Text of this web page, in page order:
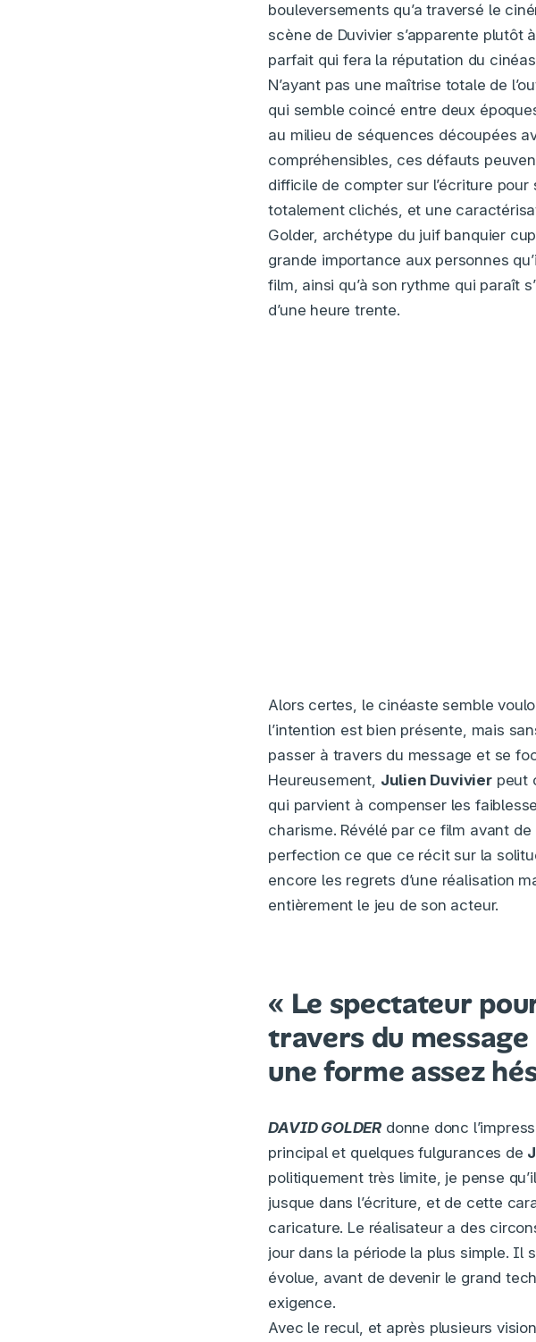
bouleversements qu’a traversé le
scène de Duvivier s’apparente plutôt
parfait qui fera la réputation du
N’ayant pas une maîtrise totale de
qui semble coincé entre deux
au milieu de séquences découpées
compréhensibles, ces défauts
difficile de compter sur l’écriture
totalement clichés, et une
Golder, archétype du juif banquier
grande importance aux personnes
film, ainsi qu’à son rythme qui paraît
d’une heure trente.
Alors certes, le cinéaste semble
l’intention est bien présente, mais
passer à travers du message et se
Heureusement, Julien Duvivierpeut
qui parvient à compenser les
charisme. Révélé par ce film avant
perfection ce que ce récit sur la
encore les regrets d’une réalisation
entièrement le jeu de son acteur.
« Le spectateur
travers du
une forme assez
DAVID GOLDER donne donc
principal et quelques fulgurances de
politiquement très limite, je pense
jusque dans l’écriture, et de cette
caricature. Le réalisateur a des
jour dans la période la plus simple. Il
évolue, avant de devenir le grand
exigence.
Avec le recul, et après plusieurs